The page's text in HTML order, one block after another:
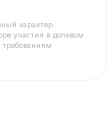
характер.
участия в долевом
требованиям